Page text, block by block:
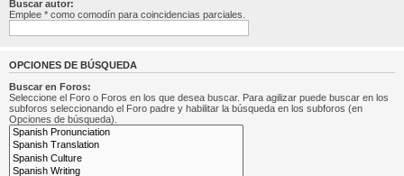
Buscar autor:
Emplee * como comodín para coincidencias parciales.
OPCIONES DE BÚSQUEDA
Buscar en Foros:
Seleccione el Foro o Foros en los que desea buscar. Para agilizar puede buscar en los
subforos seleccionando el Foro padre y habilitar la búsqueda en los subforos (en
Opciones de búsqueda).